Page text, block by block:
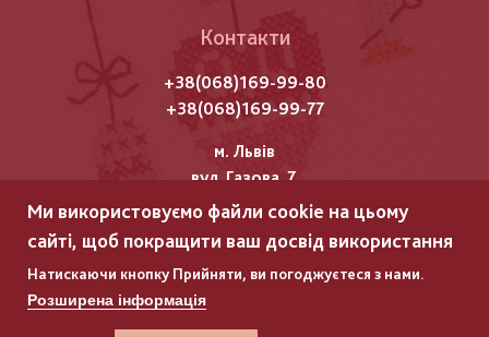
Контакти
+38(068)169-99-80
+38(068)169-99-77
м. Львів
вул. Газова, 7
Всі права захищені "Мережка"
Copyright © 2025
Ми використовуємо файли cookie на цьому
сайті, щоб покращити ваш досвід використання
Натискаючи кнопку Прийняти, ви погоджуєтеся з нами.
Розширена інформація